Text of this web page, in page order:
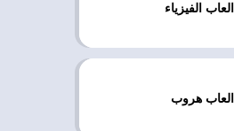
العاب الفيزياء
العاب هروب